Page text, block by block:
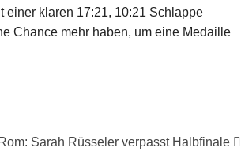
einer klaren 17:21, 10:21 Schlappe
Chance mehr haben, um eine Medaille
Sarah Rüsseler verpasst Halbfinale